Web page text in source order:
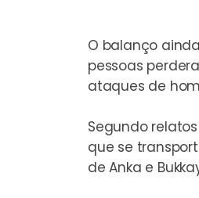
O balanço
pessoas
ataques de
Segundo
que se
de Anka e